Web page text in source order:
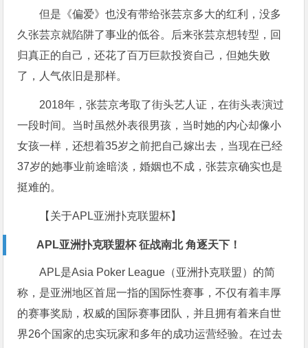
但是《偏爱》也没有带给张芸京多大的红利，没多
久张芸京就陷阱了事业的低谷。后来张芸京想转型，回
归真正的自己，还花了百万巨款投资自己，但她失败
了，人气依旧是那样。
2018年，张芸京考取了街头艺人证，在街头表演过
一段时间。当时虽然外表很男孩，当时她的内心却像小
女孩一样，还想着35岁之前把自己嫁出去，当现在已经
37岁的她事业前途暗淡，婚姻也不成，张芸京确实也是
挺难的。
【关于APL亚洲扑克联盟杯】
APL亚洲扑克联盟杯 征战南北 角逐天下！
APL是Asia Poker League（亚洲扑克联盟）的简
称，是亚洲地区首屈一指的国际性赛事，不仅有着丰厚
的赛事奖励，权威的国际赛事团队，并且拥有着来自世
界26个国家的忠实玩家和多年的成功运营经验。在过去